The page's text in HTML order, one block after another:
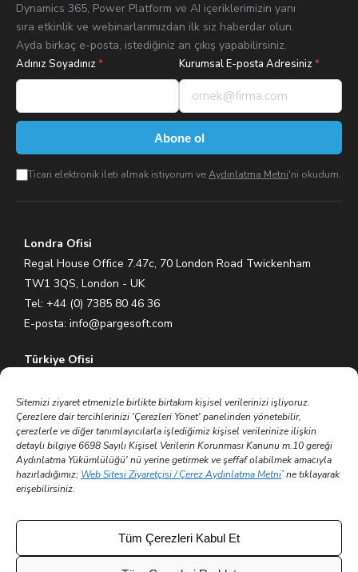
Sitemizi ziyaret etmenizle birlikte birtakım kişisel verilerinizi işliyoruz.
Çerezlere dair tercihlerinizi 'Çerezleri Yönet' panelinden yönetebilir,
çerezlerle ve diğer tanımlayıcılarla işlediğimiz kişisel verilerinize ilişkin
detaylı bilgiye 6698 Sayılı Kişisel Verilerin Korunması Kanunu m.10 gereği
Aydınlatma Yükümlülüğü' nü yerine getirmek ve şeffaf olabilmek amacıyla
hazırladığımız; Web Sitesi Ziyaretçisi / Çerez Aydınlatma Metni’ ne tıklayarak
erişebilirsiniz.
Tüm Çerezleri Kabul Et
Dynamics 365, Power Platform ve AI içeriklerimizin yanı
sıra etkinlik ve webinarlarımızdan ilk siz haberdar olun.
Ayda birkaç e-posta, istediğiniz an çıkış yapabilirsiniz.
Adınız Soyadınız* Kurumsal E-posta Adresiniz*
Abone ol
Ticari elektronik ileti almak istiyorum veAydınlatma Metni'ni okudum.
Londra Ofisi
Regal House Office 7.47c, 70 London Road Twickenham
TW1 3QS, London - UK
Tel: +44 (0) 7385 80 46 36
E-posta: info@pargesoft.com
Türkiye Ofisi
Ümraniye – İstanbul / Türkiye
Tel: +90 (216) 575 60 70
E-posta:
info@pargesoft.com
Trakya Teknopark Ofisi
Trakya Üniversitesi Ayşe Kadın Yerleşkesi
Merkez – Edirne / Türkiye
E-posta:info@pargesoft.com